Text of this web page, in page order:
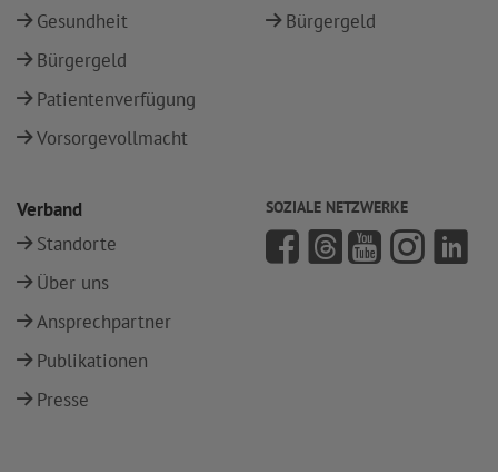
Gesundheit
Bürgergeld
Patientenverfügung
Vorsorgevollmacht
Bürgergeld
Verband
Standorte
Über uns
Ansprechpartner
Publikationen
Presse
SOZIALE NETZWERKE